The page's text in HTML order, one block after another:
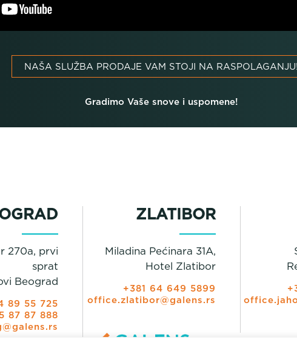
NAŠA SLUŽBA PRODAJE VAM STOJI NA
Gradimo Vaše snove i uspomene!
270a, prvi
sprat
Beograd
89 55 725
87 87 888
ZLATIBOR
Miladina Pećinara 31A,
Hotel Zlatibor
+381 64 649 5899
office.zlatibor@galens.rs